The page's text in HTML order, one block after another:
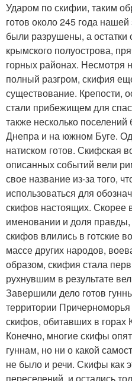
Ударом по скифии, таким
готов около 245 года
были разрушены, а
крымского полуострова,
горных районах. Несмотря
полный разгром, скифия
существование. Крепости,
стали прибежищем для
также несколько
Днепра и на южном Буге.
натиском готов. Скифская
описанных событий вели
свое название из-за того,
использоваться для
скифов настоящих. Скорее
именовании и доля
скифов влились в готские
массе других народов,
образом, скифия стала
рухнувшим в результате
Завершили дело готов
территории
скифов, обитавших в горах
Конечно, многие скифы
гуннам, но ни о какой
не было и речи. Скифы как